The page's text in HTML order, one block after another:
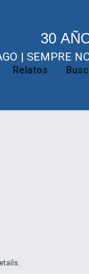
30
| SEMPRE
Relatos